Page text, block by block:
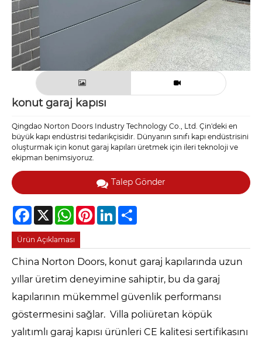
konut garaj kapısı
Qingdao Norton Doors Industry Technology Co., Ltd. Çin'deki en
büyük kapı endüstrisi tedarikçisidir. Dünyanın sınıfı kapı endüstrisini
oluşturmak için konut garaj kapıları üretmek için ileri teknoloji ve
ekipman benimsiyoruz.
Talep Gönder
Facebook
X WhatsAppPinterestLinkedIn
Ürün Açıklaması
China Norton Doors, konut garaj kapılarında uzun
yıllar üretim deneyimine sahiptir, bu da garaj
kapılarının mükemmel güvenlik performansı
göstermesini sağlar. Villa poliüretan köpük
yalıtımlı garaj kapısı ürünleri CE kalitesi sertifikasını